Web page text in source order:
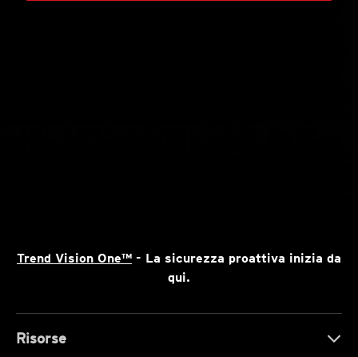
Trend Vision One™ - La sicurezza proattiva inizia da
qui.
Risorse